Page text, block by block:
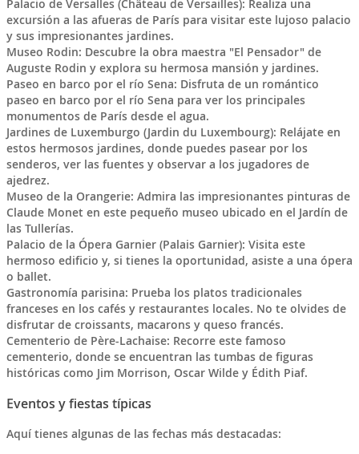
Palacio de Versalles (Château de Versailles): Realiza una
excursión a las afueras de París para visitar este lujoso palacio
y sus impresionantes jardines.
Museo Rodin: Descubre la obra maestra "El Pensador" de
Auguste Rodin y explora su hermosa mansión y jardines.
Paseo en barco por el río Sena: Disfruta de un romántico
paseo en barco por el río Sena para ver los principales
monumentos de París desde el agua.
Jardines de Luxemburgo (Jardin du Luxembourg): Relájate en
estos hermosos jardines, donde puedes pasear por los
senderos, ver las fuentes y observar a los jugadores de
ajedrez.
Museo de la Orangerie: Admira las impresionantes pinturas de
Claude Monet en este pequeño museo ubicado en el Jardín de
las Tullerías.
Palacio de la Ópera Garnier (Palais Garnier): Visita este
hermoso edificio y, si tienes la oportunidad, asiste a una ópera
o ballet.
Gastronomía parisina: Prueba los platos tradicionales
franceses en los cafés y restaurantes locales. No te olvides de
disfrutar de croissants, macarons y queso francés.
Cementerio de Père-Lachaise: Recorre este famoso
cementerio, donde se encuentran las tumbas de figuras
históricas como Jim Morrison, Oscar Wilde y Édith Piaf.
Eventos y fiestas típicas
Aquí tienes algunas de las fechas más destacadas: